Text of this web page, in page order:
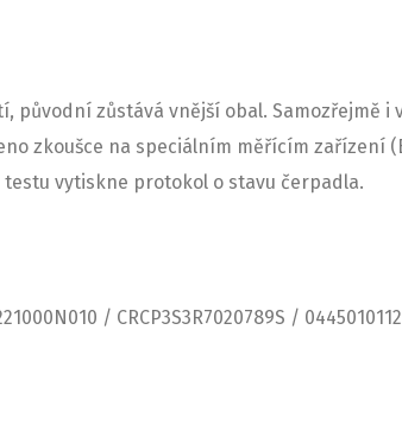
původní zůstává vnější obal. Samozřejmě i
zkoušce na speciálním měřícím zařízení
vytiskne protokol o stavu čerpadla.
/ CRCP3S3R7020789S /